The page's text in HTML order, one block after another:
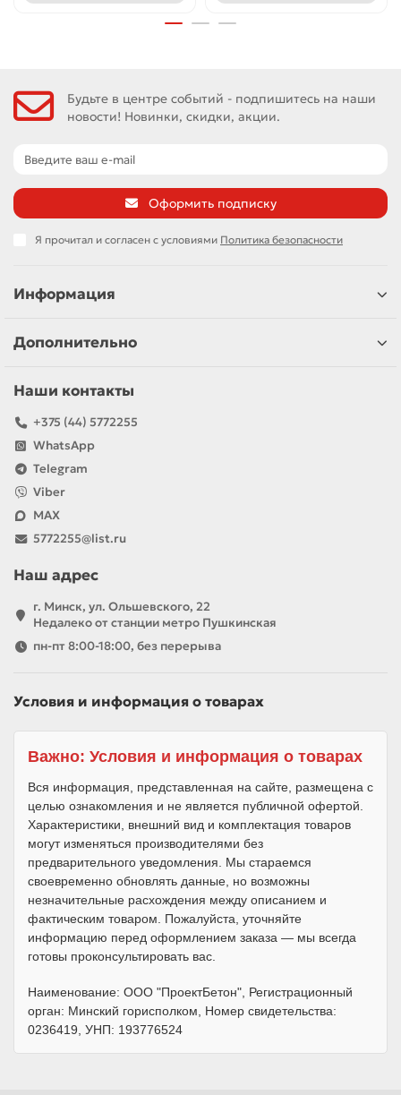
Будьте в центре событий - подпишитесь на наши
новости! Новинки, скидки, акции.
Оформить подписку
Я прочитал и согласен с условиями Политика безопасности
Информация
Дополнительно
Наши контакты
+375 (44) 5772255
WhatsApp
Telegram
Viber
MAX
5772255@list.ru
Наш адрес
г. Минск, ул. Ольшевского, 22
Недалеко от станции метро Пушкинская
пн-пт 8:00-18:00, без перерыва
Условия и информация о товарах
Важно: Условия и информация о товарах
Вся информация, представленная на сайте, размещена с
целью ознакомления и не является публичной офертой.
Характеристики, внешний вид и комплектация товаров
могут изменяться производителями без
предварительного уведомления. Мы стараемся
своевременно обновлять данные, но возможны
незначительные расхождения между описанием и
фактическим товаром. Пожалуйста, уточняйте
информацию перед оформлением заказа — мы всегда
готовы проконсультировать вас.
Наименование: ООО "ПроектБетон", Регистрационный
орган: Минский горисполком, Номер свидетельства:
0236419, УНП: 193776524